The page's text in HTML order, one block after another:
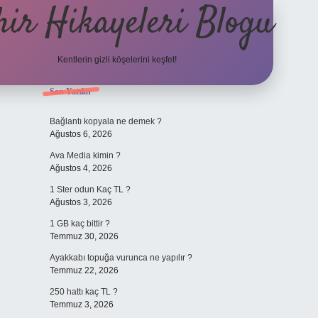
Hikayeleri Blogu
Kentlerin gizli köşelerini keşfet!
Sidebar
Son Yazılar
Bağlantı kopyala ne demek ?
Ağustos 6, 2026
Ava Media kimin ?
Ağustos 4, 2026
1 Ster odun Kaç TL ?
Ağustos 3, 2026
1 GB kaç bittir ?
Temmuz 30, 2026
Ayakkabı topuğa vurunca ne yapılır ?
Temmuz 22, 2026
250 hattı kaç TL ?
Temmuz 3, 2026